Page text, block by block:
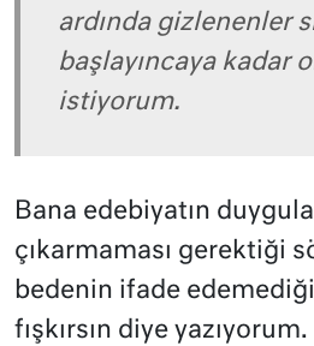
ardında gizlenenler
başlayıncaya kadar
istiyorum.
Bana edebiyatın
çıkarmaması gerektiği
bedenin ifade
fışkırsın diye yazıyorum.